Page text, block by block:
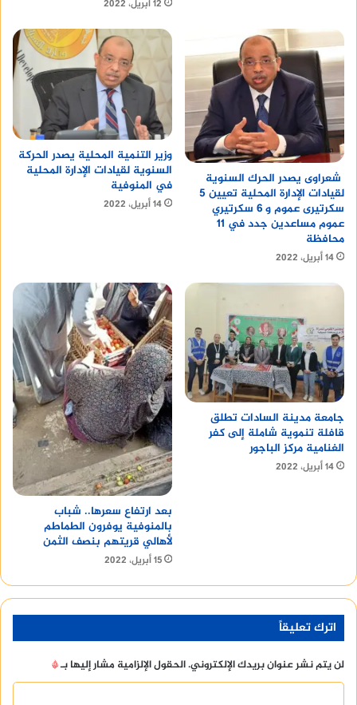
12 أبريل، 2022
شعراوى يصدر الحرك السنوية
لقيادات الإدارة المحلية تعيين 5
سكرتيرى عموم و 6 سكرتيري
عموم مساعدين جدد في 11
محافظة
14 أبريل، 2022
وزير التنمية المحلية يصدر الحركة
السنوية لقيادات الإدارة المحلية
في المنوفية
14 أبريل، 2022
جامعة مدينة السادات تطلق
قافلة تنموية شاملة إلى كفر
الغنامية مركز الباجور
14 أبريل، 2022
بعد ارتفاع سعرها.. شباب
بالمنوفية يوفرون الطماطم
لأهالي قريتهم بنصف الثمن
15 أبريل، 2022
اترك تعليقاً
لن يتم نشر عنوان بريدك الإلكتروني.الحقول الإلزامية مشار إليها بـ*